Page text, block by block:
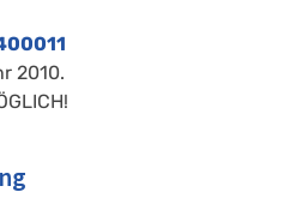
2010.